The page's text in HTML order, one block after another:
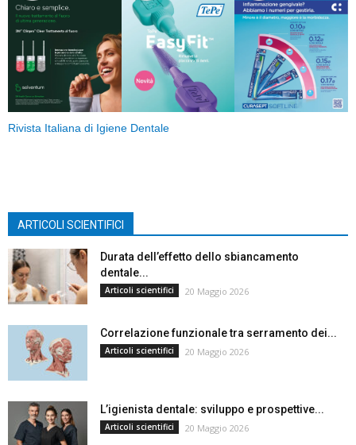
Rivista Italiana di Igiene Dentale
ARTICOLI SCIENTIFICI
Durata dell’effetto dello sbiancamento
dentale...
Articoli scientifici 20 Maggio 2026
Correlazione funzionale tra serramento dei...
Articoli scientifici 20 Maggio 2026
L’igienista dentale: sviluppo e prospettive...
Articoli scientifici 20 Maggio 2026